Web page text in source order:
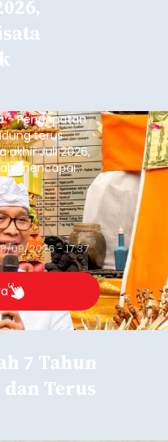
- Pendapatan
terus
akhir Juli 2026,
mencapai
Rp730 miliar
yang berkisar
per bulan.
09/2026 - 17:37
7 Tahun
Terus